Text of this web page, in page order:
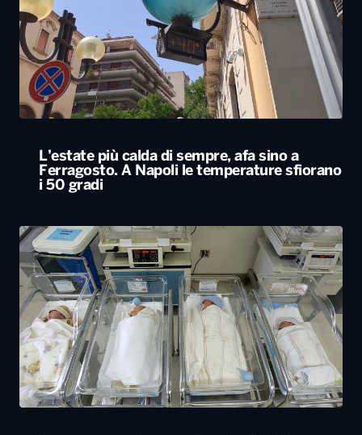
L’estate più calda di sempre, afa sino a
Ferragosto. A Napoli le temperature sfiorano
i 50 gradi